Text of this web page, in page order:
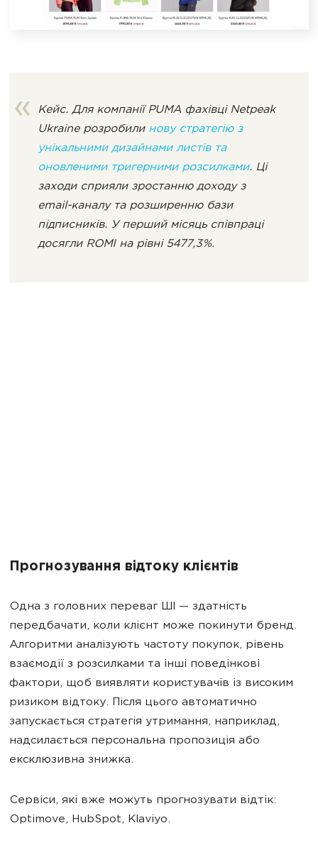
Кейс. Для компанії PUMA фахівці Netpeak
Ukraine розробили нову стратегію з
унікальними дизайнами листів та
оновленими тригерними розсилками. Ці
заходи сприяли зростанню доходу з
email-каналу та розширенню бази
підписників. У перший місяць співпраці
досягли ROMI на рівні 5477,3%.
Прогнозування відтоку клієнтів
Одна з головних переваг ШІ — здатність
передбачати, коли клієнт може покинути бренд.
Алгоритми аналізують частоту покупок, рівень
взаємодії з розсилками та інші поведінкові
фактори, щоб виявляти користувачів із високим
ризиком відтоку. Після цього автоматично
запускається стратегія утримання, наприклад,
надсилається персональна пропозиція або
ексклюзивна знижка.
Сервіси, які вже можуть прогнозувати відтік:
Optimove, HubSpot, Klaviyo.